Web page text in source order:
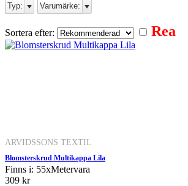
Typ: Varumärke:
Sortera efter: Rea
ARVIDSSONS TEXTIL
Blomsterskrud Multikappa Lila
Finns i: 55xMetervara
309 kr